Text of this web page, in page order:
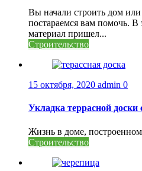
Вы начали строить дом
постараемся вам помочь. В
материал пришел...
Строительство
15 октября, 2020 admin 0
Укладка террасной
Жизнь в доме,
Строительство